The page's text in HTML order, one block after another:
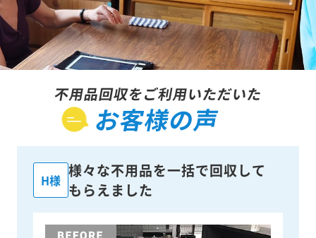
不用品回収をご利用いただいた
お客様の声
H様
様々な不用品を一括で回収して
もらえました